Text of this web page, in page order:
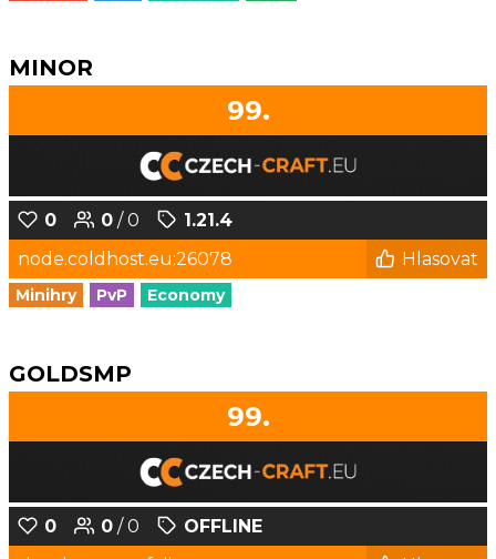
MINOR
99.
0 0 / 0
1.21.4
node.coldhost.eu:26078
Hlasovat
Minihry PvP Economy
GOLDSMP
99.
0 0 / 0
OFFLINE